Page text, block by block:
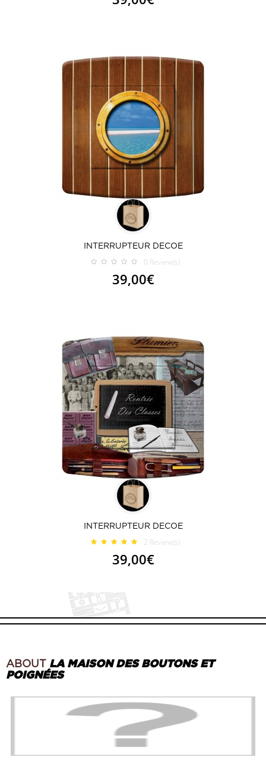
INTERRUPTEUR DECOE
0 Review(s)
39,00€
INTERRUPTEUR DECOE
2 Review(s)
39,00€
ABOUT LA MAISON DES BOUTONS ET
POIGNÉES